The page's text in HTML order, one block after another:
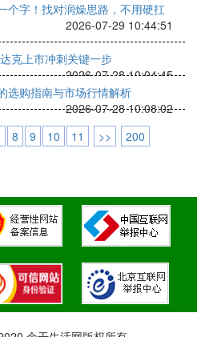
个字！找对润燥思路，不用硬扛
2026-07-29 10:44:51
克上市冲刺关键一步
2026-07-28 10:04:45
选购指南与市场行情解析
2026-07-28 10:08:02
8 9 10 11 >> 200